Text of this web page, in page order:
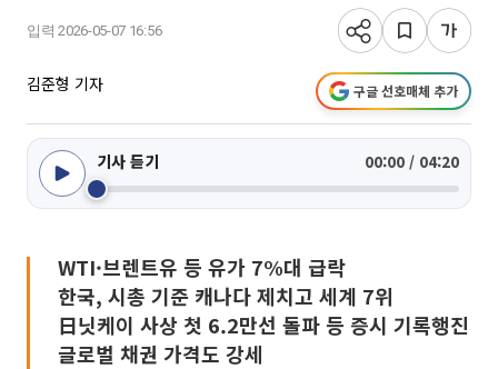
입력 2026-05-07 16:56
김준형 기자 구글 선호매체 추가
기사 듣기 00:00 / 04:20
WTI·브렌트유 등 유가 7%대 급락
한국, 시총 기준 캐나다 제치고 세계 7위
日닛케이 사상 첫 6.2만선 돌파 등 증시 기록행진
글로벌 채권 가격도 강세